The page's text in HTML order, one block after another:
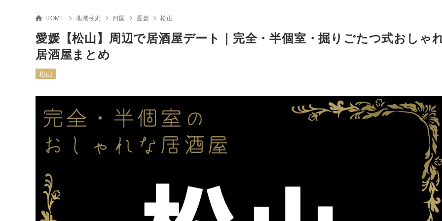
HOME 地域検索 四国 愛媛 松山
愛媛【松山】周辺で居酒屋デート｜完全・半個室・掘りごたつ式おしゃ
居酒屋まとめ
松山